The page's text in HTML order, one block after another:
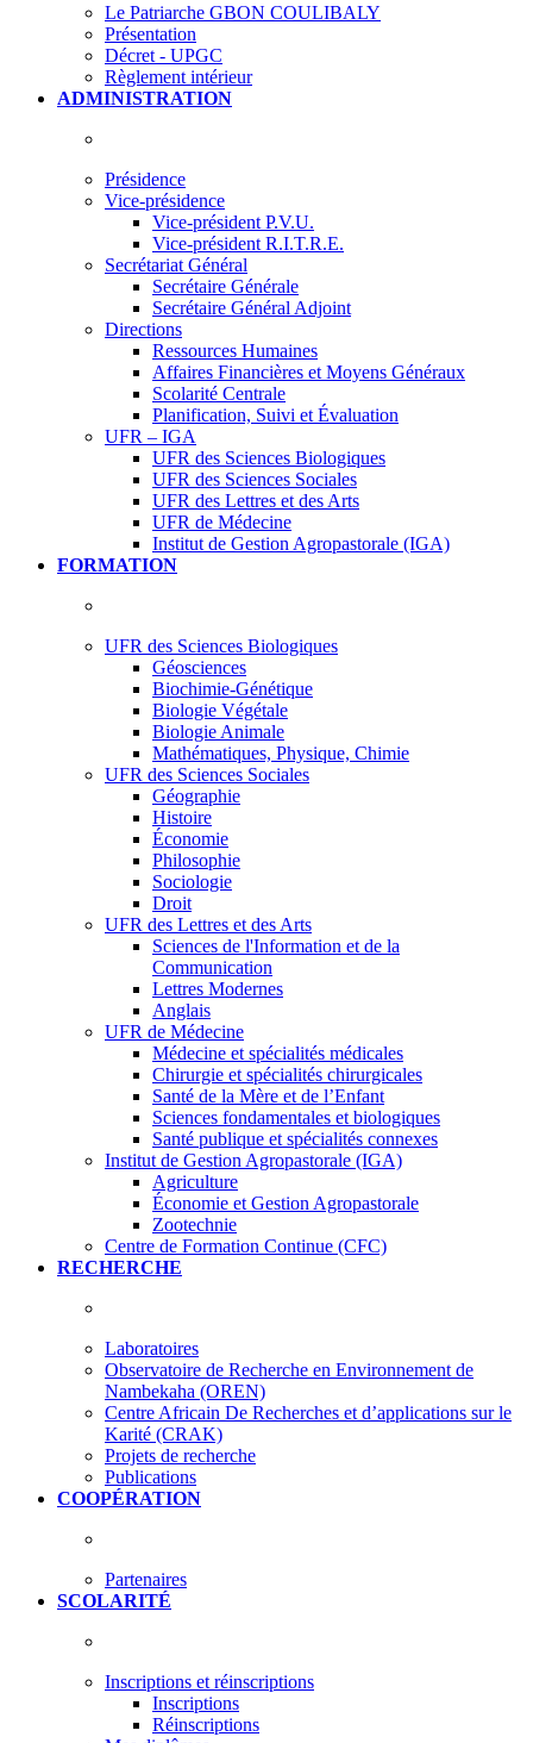
Le Patriarche GBON COULIBALY
Présentation
Décret - UPGC
Règlement intérieur
ADMINISTRATION
Présidence
Vice-présidence
Vice-président P.V.U.
Vice-président R.I.T.R.E.
Secrétariat Général
Secrétaire Générale
Secrétaire Général Adjoint
Directions
Ressources Humaines
Affaires Financières et Moyens Généraux
Scolarité Centrale
Planification, Suivi et Évaluation
UFR – IGA
UFR des Sciences Biologiques
UFR des Sciences Sociales
UFR des Lettres et des Arts
UFR de Médecine
Institut de Gestion Agropastorale (IGA)
FORMATION
UFR des Sciences Biologiques
Géosciences
Biochimie-Génétique
Biologie Végétale
Biologie Animale
Mathématiques, Physique, Chimie
UFR des Sciences Sociales
Géographie
Histoire
Économie
Philosophie
Sociologie
Droit
UFR des Lettres et des Arts
Sciences de l'Information et de la
Communication
Lettres Modernes
Anglais
UFR de Médecine
Médecine et spécialités médicales
Chirurgie et spécialités chirurgicales
Santé de la Mère et de l’Enfant
Sciences fondamentales et biologiques
Santé publique et spécialités connexes
Institut de Gestion Agropastorale (IGA)
Agriculture
Économie et Gestion Agropastorale
Zootechnie
Centre de Formation Continue (CFC)
RECHERCHE
Laboratoires
Observatoire de Recherche en Environnement de
Nambekaha (OREN)
Centre Africain De Recherches et d’applications sur le
Karité (CRAK)
Projets de recherche
Publications
COOPÉRATION
Partenaires
SCOLARITÉ
Inscriptions et réinscriptions
Inscriptions
Réinscriptions